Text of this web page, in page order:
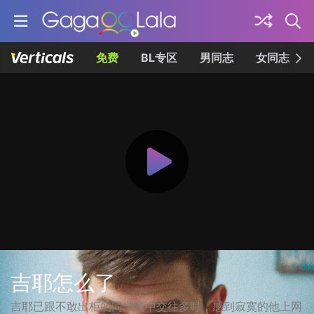
免费 BL专区 男同志 女同志
吉耶怎么了
吉耶已跟不敢出柜的同学暗中交往多时，感到寂寞的他上网